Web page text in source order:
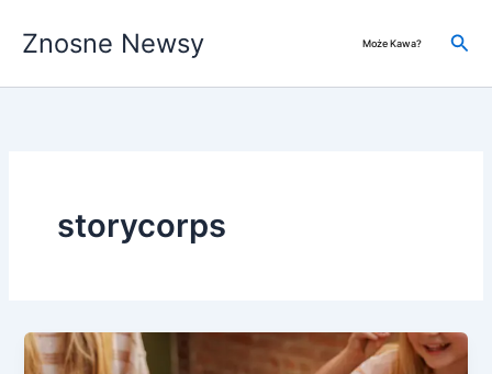
Znosne Newsy Może Kawa?
storycorps